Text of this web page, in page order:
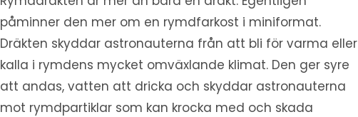
påminner den mer om en rymdfarkost i miniformat.
Dräkten skyddar astronauterna från att bli för varma eller
kalla i rymdens mycket omväxlande klimat. Den ger syre
att andas, vatten att dricka och skyddar astronauterna
mot rymdpartiklar som kan krocka med och skada